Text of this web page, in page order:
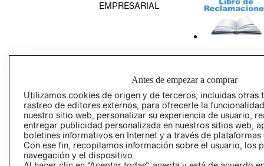
EMPRESARIAL
GIFT CARD
AVISO DE
Antes de empezar a comprar
Utilizamos cookies de origen y de terceros, incluidas otras
rastreo de editores externos, para ofrecerle la
nuestro sitio web, personalizar su experiencia de usuario,
entregar publicidad personalizada en nuestros sitios web,
boletines informativos en Internet y a través de plataformas
Con ese fin, recopilamos información sobre el usuario, los
navegación y el dispositivo.